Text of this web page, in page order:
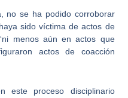
no se ha podido corroborar
sido víctima de actos de
menos aún en actos que
actos de coacción
este proceso disciplinario